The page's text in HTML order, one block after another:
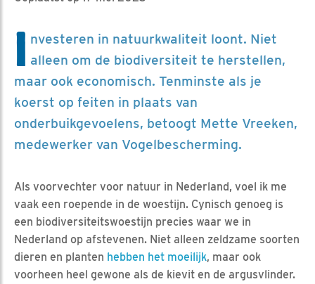
I nvesteren in natuurkwaliteit loont. Niet
alleen om de biodiversiteit te herstellen,
maar ook economisch. Tenminste als je
koerst op feiten in plaats van
onderbuikgevoelens, betoogt Mette Vreeken,
medewerker van Vogelbescherming.
Als voorvechter voor natuur in Nederland, voel ik me
vaak een roepende in de woestijn. Cynisch genoeg is
een biodiversiteitswoestijn precies waar we in
Nederland op afstevenen. Niet alleen zeldzame soorten
dieren en planten hebben het moeilijk, maar ook
voorheen heel gewone als de kievit en de argusvlinder.